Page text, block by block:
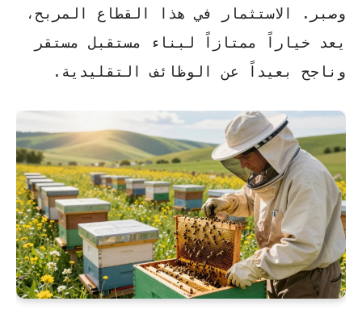
وصبر. الاستثمار في هذا
القطاع المربح،
يعد خياراً ممتازاً لبناء مستقبل مستقر
وناجح بعيداً عن الوظائف التقليدية.